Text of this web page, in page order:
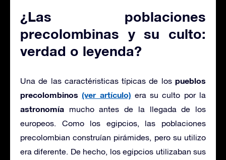
¿Las poblaciones
precolombinas y su culto:
verdad o leyenda?
Una de las caractéristicas típicas de los pueblos
precolombinos(ver artículo) era su culto por la
astronomía mucho antes de la llegada de los
europeos. Como los egipcios, las poblaciones
precolombian construían pirámides, pero su utilizo
era diferente. De hecho, los egipcios utilizaban sus